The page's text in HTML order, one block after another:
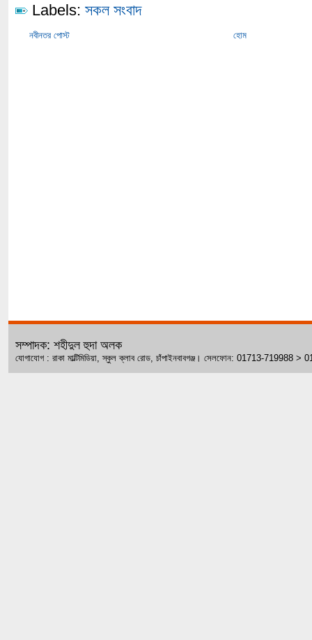
Labels: সকল সংবাদ
নবীনতর পোস্ট হোম
সম্পাদক: শহীদুল হুদা অলক
যোগাযোগ : রাকা মাল্টিমিডিয়া, স্কুল ক্লাব রোড, চাঁপাইনবাবগঞ্জ। সেলফোন: 01713-